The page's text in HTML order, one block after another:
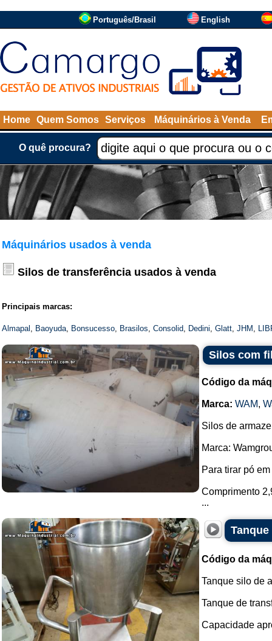
Português/Brasil English
Home Quem Somos Serviços Máquinários à Venda
O quê procura?
Máquinários usados à venda
Silos de transferência usados à venda
Principais marcas:
Almapal , Baoyuda, Bonsucesso, Brasilos, Consolid, Dedini, Glatt, JHM ,
Silos com
Código da
Marca: WAM,
Silos de
Marca:
Para tirar pó
Comprimento
...
Código da
Tanque silo de
Tanque de
Capacidade